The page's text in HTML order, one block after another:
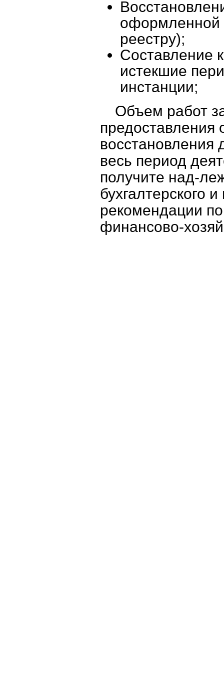
оформленной
реестру);
Составление
истекшие
инстанции;
Объем работ
предоставления
восстановления
весь период
получите над-
бухгалтерского
рекомендации
финансово-